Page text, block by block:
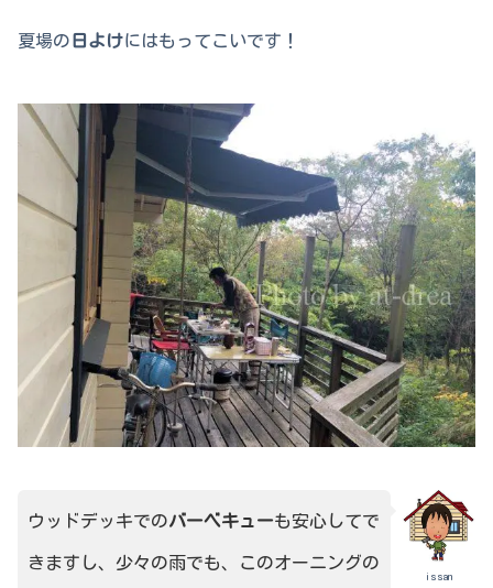
夏場の 日よけにはもってこいです！
issan
ウッドデッキでのバーベキューも安心してで
きますし、少々の雨でも、このオーニングの